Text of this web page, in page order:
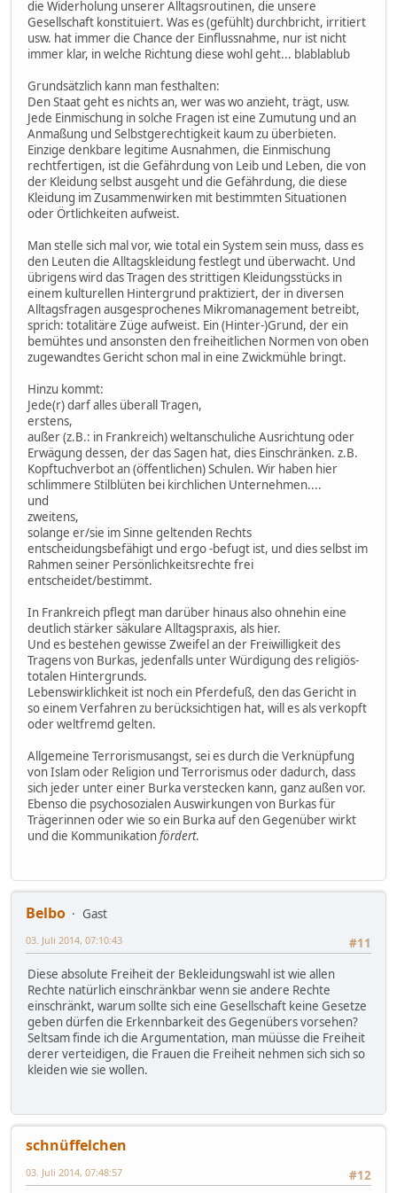
die Widerholung unserer Alltagsroutinen, die unsere
Gesellschaft konstituiert. Was es (gefühlt) durchbricht, irritiert
usw. hat immer die Chance der Einflussnahme, nur ist nicht
immer klar, in welche Richtung diese wohl geht... blablablub
Grundsätzlich kann man festhalten:
Den Staat geht es nichts an, wer was wo anzieht, trägt, usw.
Jede Einmischung in solche Fragen ist eine Zumutung und an
Anmaßung und Selbstgerechtigkeit kaum zu überbieten.
Einzige denkbare legitime Ausnahmen, die Einmischung
rechtfertigen, ist die Gefährdung von Leib und Leben, die von
der Kleidung selbst ausgeht und die Gefährdung, die diese
Kleidung im Zusammenwirken mit bestimmten Situationen
oder Örtlichkeiten aufweist.
Man stelle sich mal vor, wie total ein System sein muss, dass es
den Leuten die Alltagskleidung festlegt und überwacht. Und
übrigens wird das Tragen des strittigen Kleidungsstücks in
einem kulturellen Hintergrund praktiziert, der in diversen
Alltagsfragen ausgesprochenes Mikromanagement betreibt,
sprich: totalitäre Züge aufweist. Ein (Hinter-)Grund, der ein
bemühtes und ansonsten den freiheitlichen Normen von oben
zugewandtes Gericht schon mal in eine Zwickmühle bringt.
Hinzu kommt:
Jede(r) darf alles überall Tragen,
erstens,
außer (z.B.: in Frankreich) weltanschuliche Ausrichtung oder
Erwägung dessen, der das Sagen hat, dies Einschränken. z.B.
Kopftuchverbot an (öffentlichen) Schulen. Wir haben hier
schlimmere Stilblüten bei kirchlichen Unternehmen....
und
zweitens,
solange er/sie im Sinne geltenden Rechts
entscheidungsbefähigt und ergo -befugt ist, und dies selbst im
Rahmen seiner Persönlichkeitsrechte frei
entscheidet/bestimmt.
In Frankreich pflegt man darüber hinaus also ohnehin eine
deutlich stärker säkulare Alltagspraxis, als hier.
Und es bestehen gewisse Zweifel an der Freiwilligkeit des
Tragens von Burkas, jedenfalls unter Würdigung des religiös-
totalen Hintergrunds.
Lebenswirklichkeit ist noch ein Pferdefuß, den das Gericht in
so einem Verfahren zu berücksichtigen hat, will es als verkopft
oder weltfremd gelten.
Allgemeine Terrorismusangst, sei es durch die Verknüpfung
von Islam oder Religion und Terrorismus oder dadurch, dass
sich jeder unter einer Burka verstecken kann, ganz außen vor.
Ebenso die psychosozialen Auswirkungen von Burkas für
Trägerinnen oder wie so ein Burka auf den Gegenüber wirkt
und die Kommunikationfördert.
Belbo
Gast
#11
03. Juli 2014, 07:10:43
Diese absolute Freiheit der Bekleidungswahl ist wie allen
Rechte natürlich einschränkbar wenn sie andere Rechte
einschränkt, warum sollte sich eine Gesellschaft keine Gesetze
geben dürfen die Erkennbarkeit des Gegenübers vorsehen?
Seltsam finde ich die Argumentation, man müüsse die Freiheit
derer verteidigen, die Frauen die Freiheit nehmen sich sich so
kleiden wie sie wollen.
schnüffelchen
#12
03. Juli 2014, 07:48:57